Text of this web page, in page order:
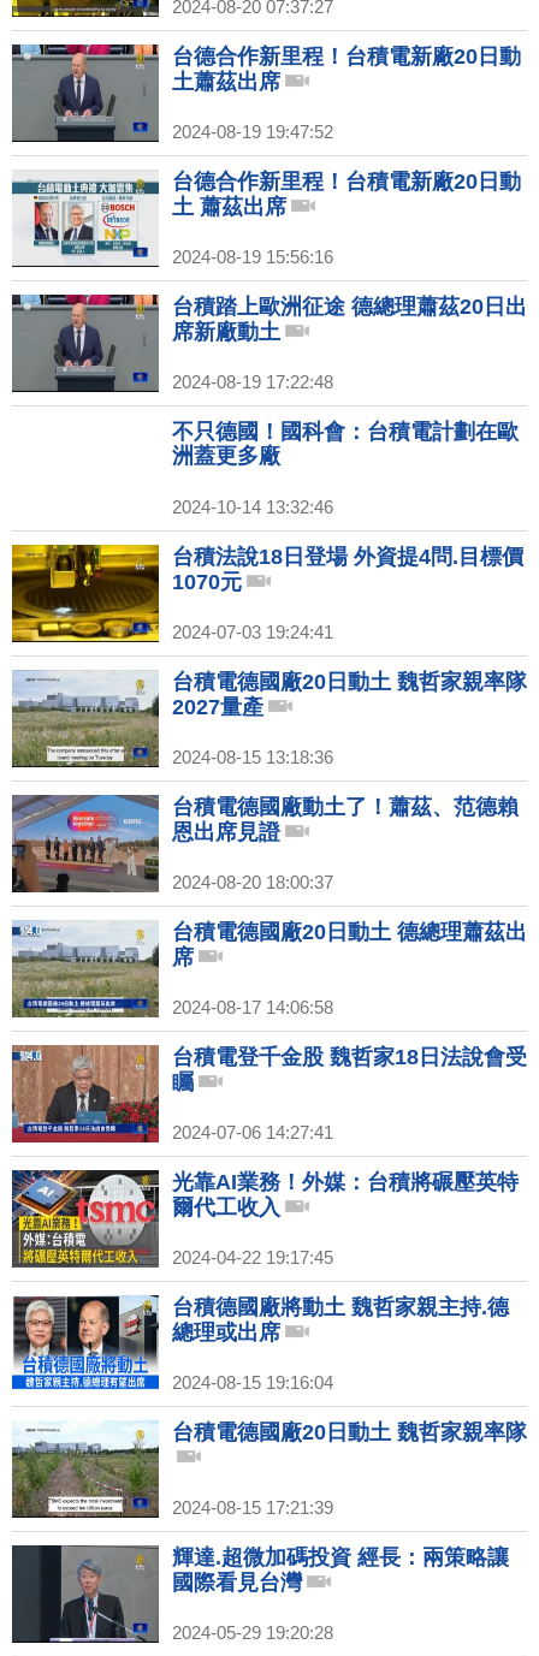
2024-08-20 07:37:27
台德合作新里程！台積電新廠20日動
土蕭茲出席
2024-08-19 19:47:52
台德合作新里程！台積電新廠20日動
土 蕭茲出席
2024-08-19 15:56:16
台積踏上歐洲征途 德總理蕭茲20日出
席新廠動土
2024-08-19 17:22:48
不只德國！國科會：台積電計劃在歐
洲蓋更多廠
2024-10-14 13:32:46
台積法說18日登場 外資提4問.目標價
1070元
2024-07-03 19:24:41
台積電德國廠20日動土 魏哲家親率隊
2027量產
2024-08-15 13:18:36
台積電德國廠動土了！蕭茲、范德賴
恩出席見證
2024-08-20 18:00:37
台積電德國廠20日動土 德總理蕭茲出
席
2024-08-17 14:06:58
台積電登千金股 魏哲家18日法說會受
矚
2024-07-06 14:27:41
光靠AI業務！外媒：台積將碾壓英特
爾代工收入
2024-04-22 19:17:45
台積德國廠將動土 魏哲家親主持.德
總理或出席
2024-08-15 19:16:04
台積電德國廠20日動土 魏哲家親率隊
2024-08-15 17:21:39
輝達.超微加碼投資 經長：兩策略讓
國際看見台灣
2024-05-29 19:20:28